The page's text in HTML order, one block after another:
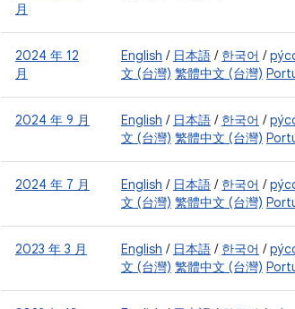
月
2024 年 12
月
English / 日本語 / 한국어 /
文 (台灣) 繁體中文 (台灣)
2024 年 9 月 English / 日本語 / 한국어 /
文 (台灣) 繁體中文 (台灣)
2024 年 7 月 English / 日本語 / 한국어 /
文 (台灣) 繁體中文 (台灣)
2023 年 3 月 English / 日本語 / 한국어 /
文 (台灣) 繁體中文 (台灣)